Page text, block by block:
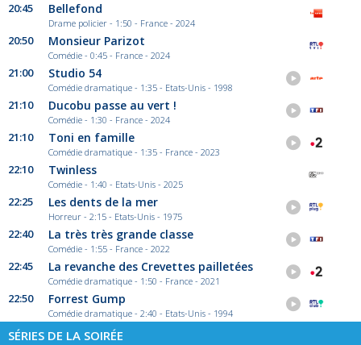
20:45 Bellefond
Drame policier - 1:50 - France - 2024
20:50 Monsieur Parizot
Comédie - 0:45 - France - 2024
21:00 Studio 54
Comédie dramatique - 1:35 - Etats-Unis - 1998
21:10 Ducobu passe au vert !
Comédie - 1:30 - France - 2024
21:10 Toni en famille
Comédie dramatique - 1:35 - France - 2023
22:10 Twinless
Comédie - 1:40 - Etats-Unis - 2025
22:25 Les dents de la mer
Horreur - 2:15 - Etats-Unis - 1975
22:40 La très très grande classe
Comédie - 1:55 - France - 2022
22:45 La revanche des Crevettes pailletées
Comédie dramatique - 1:50 - France - 2021
22:50 Forrest Gump
Comédie dramatique - 2:40 - Etats-Unis - 1994
SÉRIES DE LA SOIRÉE